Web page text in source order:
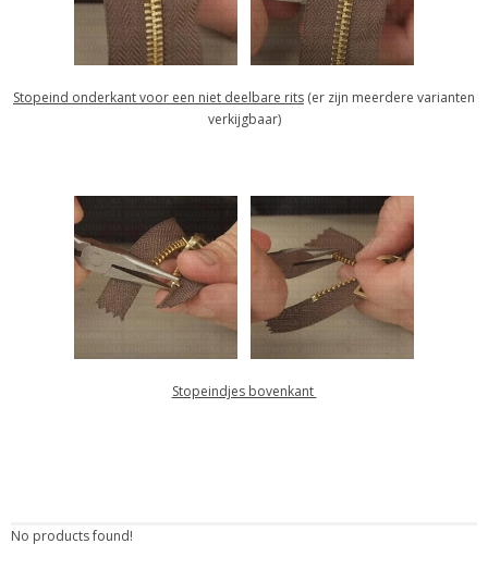
Stopeind onderkant voor een niet deelbare rits (er zijn meerdere varianten
verkijgbaar)
Stopeindjes bovenkant
No products found!